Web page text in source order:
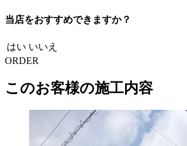
当店をおすすめできますか？
はい いいえ
ORDER
このお客様の施工内容